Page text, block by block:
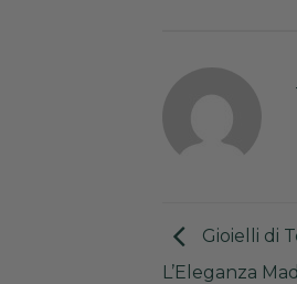
Gioielli di
L’Eleganza